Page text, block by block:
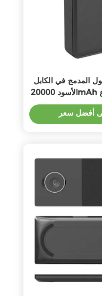
المدمج في الكابل
الأسود 20000mAh بنك الطاقة النوع C
أفضل سعر